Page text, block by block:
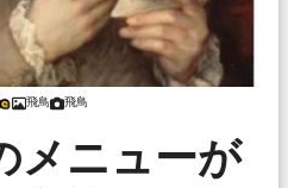
飛鳥 飛鳥
メニューが